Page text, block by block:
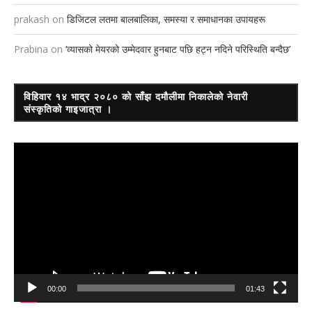
prakash on डिजिटल लतमा बालबालिका, समस्या र समाधानका उपायहरू
Prabina on ‘व्यासको मेयरको उम्मेदवार हुनबाट पछि हट्न नदिने परिस्थिति बन्दैछ’
विहिवार १४ भाद्र २०८० को साँझ दमौलीमा निकालेको नेवारी
संस्कृतिको गाइजात्रा ।
00:00 01:43